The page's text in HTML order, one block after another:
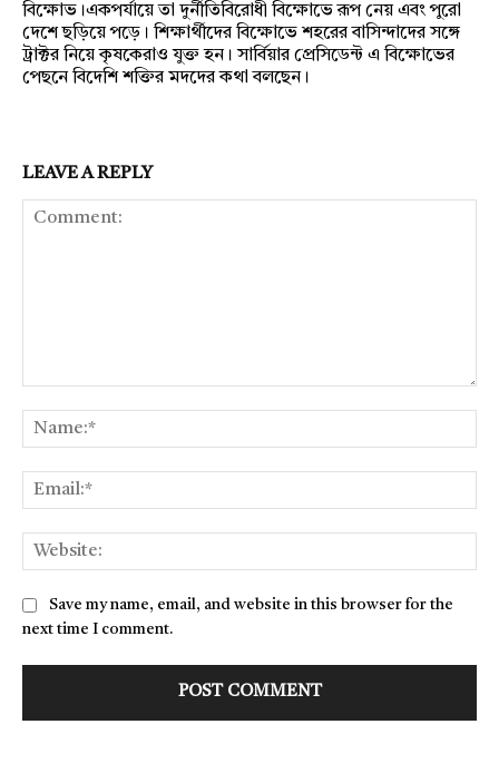
বিক্ষোভ।একপর্যায়ে তা দুর্নীতিবিরোধী বিক্ষোভে রূপ নেয় এবং পুরো
দেশে ছড়িয়ে পড়ে। শিক্ষার্থীদের বিক্ষোভে শহরের বাসিন্দাদের সঙ্গে
ট্রাক্টর নিয়ে কৃষকেরাও যুক্ত হন। সার্বিয়ার প্রেসিডেন্ট এ বিক্ষোভের
পেছনে বিদেশি শক্তির মদদের কথা বলছেন।
LEAVE A REPLY
Save my name, email, and website in this browser for the
next time I comment.